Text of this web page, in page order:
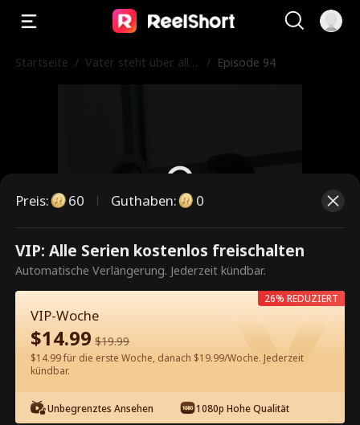
Startseite / Vater steht über alle
/ Episode 94
Dies ist eine kostenpflichtige
Episode. Bitte entsperren, um
60 Jetzt entsperren
Kostenlos in der App ansehen
Preis: 60 Guthaben: 0
VIP: Alle Serien kostenlos freischalten
Automatische Verlängerung. Jederzeit kündbar.
VIP-Woche
$14.99 $19.99
$14.99 für die erste Woche, danach $19.99/Woche. Jederzeit
kündbar.
Unbegrenztes Ansehen 1080p Hohe Qualität
26% REDUZIERT